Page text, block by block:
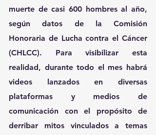
muerte de casi 600 hombres al año,
según datos de la Comisión
Honoraria de Lucha contra el Cáncer
(CHLCC). Para visibilizar esta
realidad, durante todo el mes habrá
videos lanzados en diversas
plataformas y medios de
comunicación con el propósito de
derribar mitos vinculados a temas